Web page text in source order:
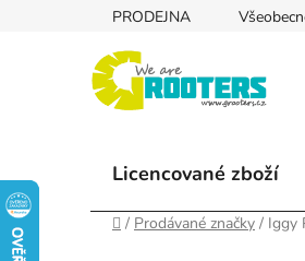
PRODEJNA
Licencované zboží
Domů
/ Prodávané značky / Iggy